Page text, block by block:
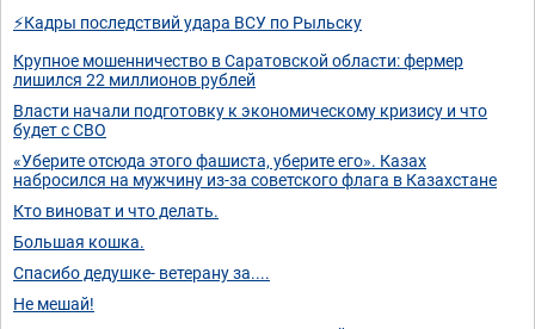
⚡Кадры последствий удара ВСУ по Рыльску
Крупное мошенничество в Саратовской области: фермер
лишился 22 миллионов рублей
Власти начали подготовку к экономическому кризису и что
будет с СВО
«Уберите отсюда этого фашиста, уберите его». Казах
набросился на мужчину из-за советского флага в Казахстане
Кто виноват и что делать.
Большая кошка.
Спасибо дедушке- ветерану за....
Не мешай!